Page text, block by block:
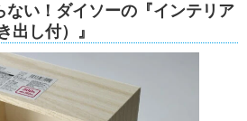
ない！ダイソーの『インテリア
出し付）』